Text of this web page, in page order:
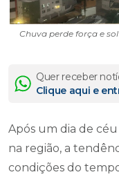
Chuva perde força e
Quer receber
Clique aqui e
Após um dia de
na região, a
condições do